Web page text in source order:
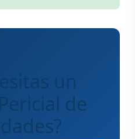
un
de